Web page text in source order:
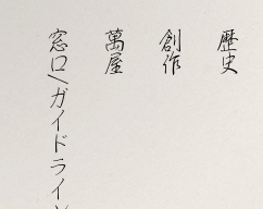
窓口/ガイドライン 萬屋 創作 歴史